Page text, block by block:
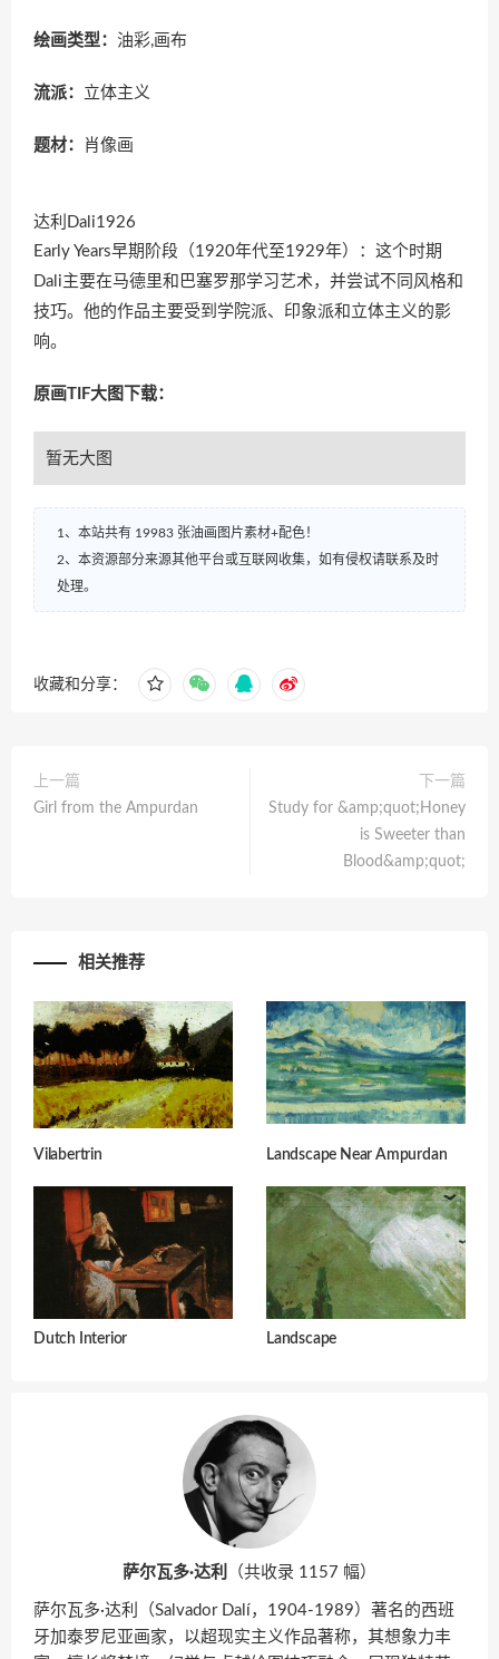
绘画类型： 油彩,画布
流派： 立体主义
题材： 肖像画
达利Dali1926
Early Years早期阶段（1920年代至1929年）：这个时期
Dali主要在马德里和巴塞罗那学习艺术，并尝试不同风格和
技巧。他的作品主要受到学院派、印象派和立体主义的影
响。
原画TIF大图下载：
暂无大图
1、本站共有 19983 张油画图片素材+配色！
2、本资源部分来源其他平台或互联网收集，如有侵权请联系及时
处理。
收藏和分享：
上一篇
Girl from the Ampurdan
下一篇
Study for &amp;quot;Honey
is Sweeter than
Blood&amp;quot;
相关推荐
Vilabertrin Landscape Near Ampurdan
Dutch Interior Landscape
萨尔瓦多·达利 （共收录 1157 幅）
萨尔瓦多·达利（Salvador Dalí，1904-1989）著名的西班
牙加泰罗尼亚画家，以超现实主义作品著称，其想象力丰